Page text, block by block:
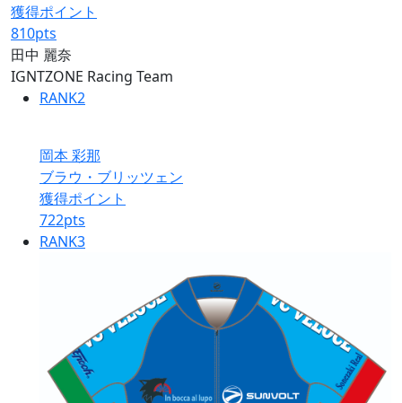
獲得ポイント
810pts
田中 麗奈
IGNTZONE Racing Team
RANK2
岡本 彩那
ブラウ・ブリッツェン
獲得ポイント
722pts
RANK3